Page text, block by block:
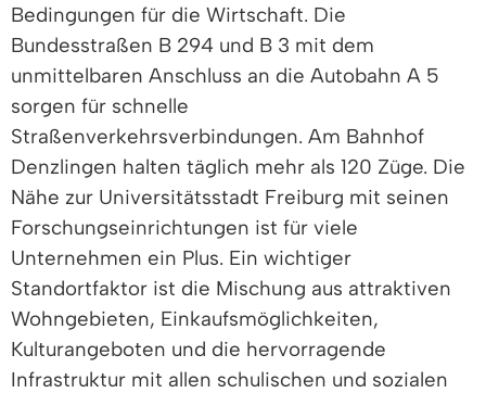
Bedingungen für die Wirtschaft. Die
Bundesstraßen B 294 und B 3 mit dem
unmittelbaren Anschluss an die Autobahn A 5
sorgen für schnelle
Straßenverkehrsverbindungen. Am Bahnhof
Denzlingen halten täglich mehr als 120 Züge. Die
Nähe zur Universitätsstadt Freiburg mit seinen
Forschungseinrichtungen ist für viele
Unternehmen ein Plus. Ein wichtiger
Standortfaktor ist die Mischung aus attraktiven
Wohngebieten, Einkaufsmöglichkeiten,
Kulturangeboten und die hervorragende
Infrastruktur mit allen schulischen und sozialen